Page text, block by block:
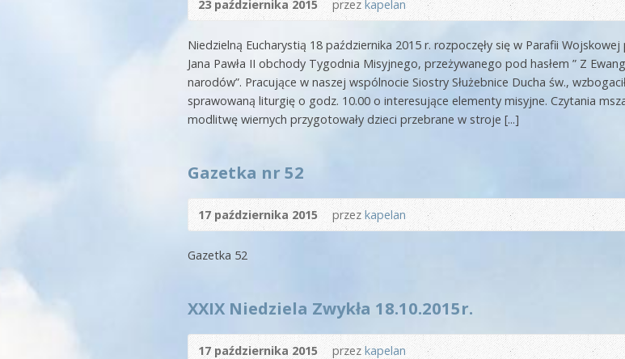
23 października 2015 przezkapelan
Niedzielną Eucharystią 18 października 2015 r. rozpoczęły się w Parafii Wojskowej
Jana Pawła II obchody Tygodnia Misyjnego, przeżywanego pod hasłem ” Z
narodów”. Pracujące w naszej wspólnocie Siostry Służebnice Ducha św.,
sprawowaną liturgię o godz. 10.00 o interesujące elementy misyjne. Czytania
modlitwę wiernych przygotowały dzieci przebrane w stroje [...]
Gazetka nr 52
17 października 2015 przezkapelan
Gazetka 52
XXIX Niedziela Zwykła 18.10.2015r.
17 października 2015 przezkapelan